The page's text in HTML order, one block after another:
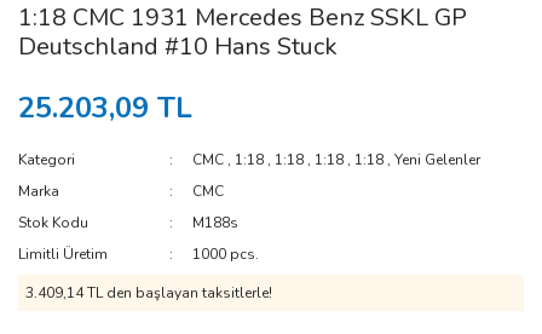
1:18 CMC 1931 Mercedes Benz SSKL GP
Deutschland #10 Hans Stuck
25.203,09 TL
Kategori CMC , 1:18 , 1:18 , 1:18 , 1:18 ,Yeni Gelenler
Marka
CMC
Stok Kodu
M188s
Limitli Üretim
1000 pcs.
3.409,14 TL den başlayan taksitlerle!